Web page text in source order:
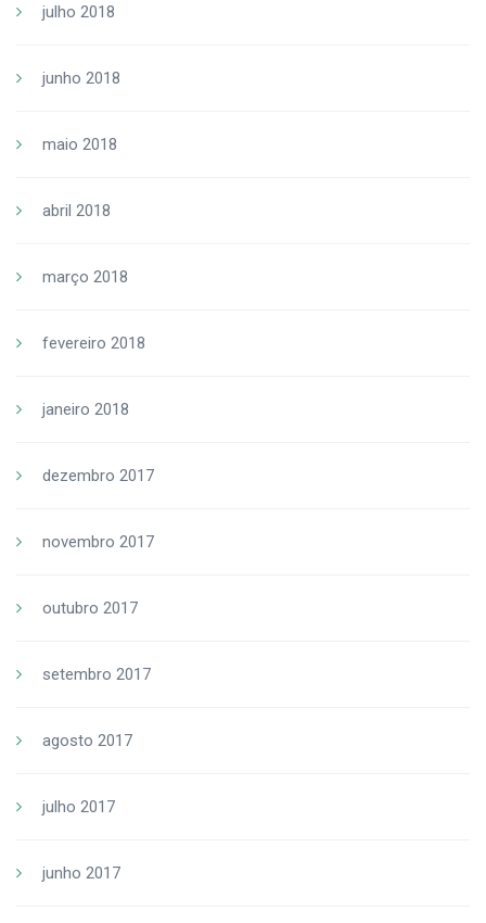
julho 2018
junho 2018
maio 2018
abril 2018
março 2018
fevereiro 2018
janeiro 2018
dezembro 2017
novembro 2017
outubro 2017
setembro 2017
agosto 2017
julho 2017
junho 2017